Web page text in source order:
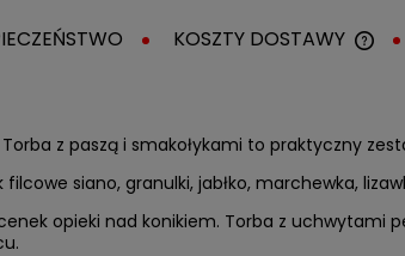
KOSZTY DOSTAWY
z paszą i smakołykami to praktyczny
siano, granulki, jabłko, marchewka,
opieki nad konikiem. Torba z uchwytami